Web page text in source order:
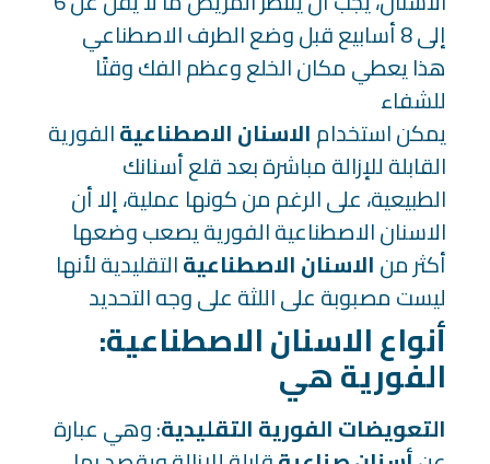
إلى 8 أسابيع قبل وضع الطرف الاصطناعي
هذا يعطي مكان الخلع وعظم الفك وقتًا
للشفاء
يمكن استخدامالاسنان الاصطناعيةالفورية
القابلة للإزالة مباشرة بعد قلع أسنانك
الطبيعية، على الرغم من كونها عملية، إلا أن
الاسنان الاصطناعية الفورية يصعب وضعها
أكثر منالاسنان الاصطناعيةالتقليدية لأنها
ليست مصبوبة على اللثة على وجه التحديد
:أنواع الاسنان الاصطناعية
الفورية هي
التعويضات الفورية التقليدية: وهي عبارة